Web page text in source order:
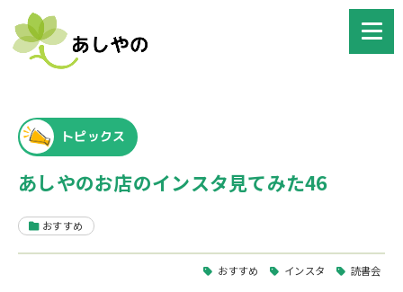
トピックス
あしやのお店のインスタ見てみた46
おすすめ
おすすめ インスタ 読書会